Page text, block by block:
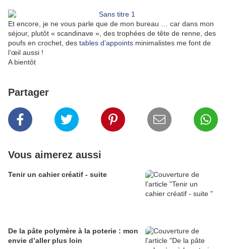
Et encore, je ne vous parle que de mon bureau … car dans mon
séjour, plutôt « scandinave », des trophées de tête de renne, des
poufs en crochet, des tables d’appoints minimalistes me font de
l’œil aussi !
A bientôt
Partager
Vous aimerez aussi
Tenir un cahier créatif - suite
De la pâte polymère à la poterie : mon
envie d’aller plus loin